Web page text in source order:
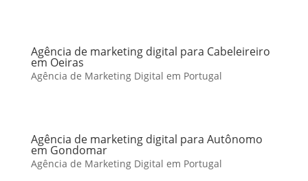
Agência de marketing digital para Cabeleireiro
em Oeiras
Agência de Marketing Digital em Portugal
Agência de marketing digital para Autônomo
em Gondomar
Agência de Marketing Digital em Portugal